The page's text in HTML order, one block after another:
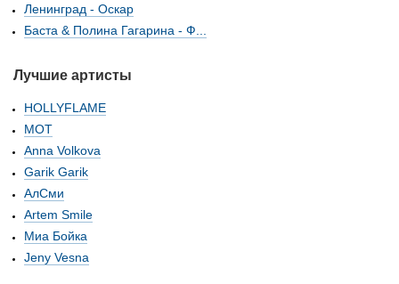
Ленинград - Оскар
Баста & Полина Гагарина - Ф...
Лучшие артисты
HOLLYFLAME
МОТ
Anna Volkova
Garik Garik
АлСми
Artem Smile
Миа Бойка
Jeny Vesna